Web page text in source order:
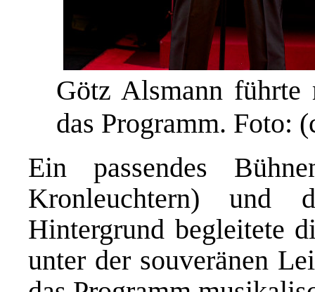
Götz Alsmann
das Programm. Foto:
Ein passendes
Kronleuchtern)
Hintergrund begleitete
unter der souveränen